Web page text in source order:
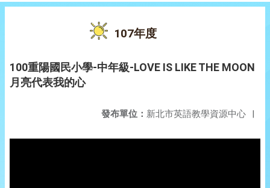
107年度
100重陽國民小學-中年級-LOVE IS LIKE THE MOON
月亮代表我的心
發布單位： 新北市英語教學資源中心 |